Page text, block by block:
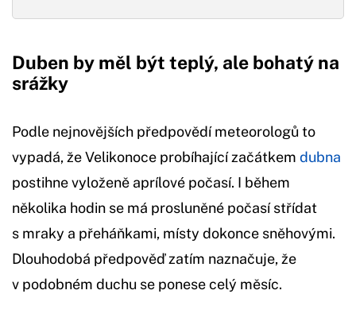
Duben by měl být teplý, ale bohatý na
srážky
Podle nejnovějších předpovědí meteorologů to
vypadá, že Velikonoce probíhající začátkem dubna
postihne vyloženě aprílové počasí. I během
několika hodin se má prosluněné počasí střídat
s mraky a přeháňkami, místy dokonce sněhovými.
Dlouhodobá předpověď zatím naznačuje, že
v podobném duchu se ponese celý měsíc.